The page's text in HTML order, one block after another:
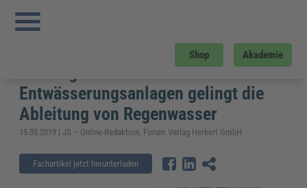
Shop Akademie
Sie sind hier:
Überflutung öffentlicher Flächen vorbeugen: Mit diesen Entwässerungsanlagen
gelingt die Ableitung von Regenwasser
Überflutung öffentlicher Flächen
vorbeugen: Mit diesen
Entwässerungsanlagen gelingt die
Ableitung von Regenwasser
15.05.2019 | JS – Online-Redaktion, Forum Verlag Herkert GmbH
Fachartikel jetzt herunterladen